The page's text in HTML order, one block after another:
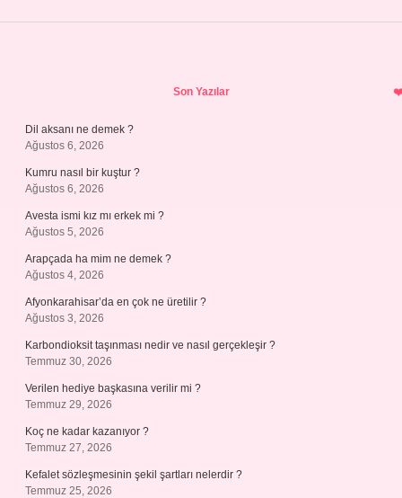
Son Yazılar
Dil aksanı ne demek ?
Ağustos 6, 2026
Kumru nasıl bir kuştur ?
Ağustos 6, 2026
Avesta ismi kız mı erkek mi ?
Ağustos 5, 2026
Arapçada ha mim ne demek ?
Ağustos 4, 2026
Afyonkarahisar’da en çok ne üretilir ?
Ağustos 3, 2026
Karbondioksit taşınması nedir ve nasıl gerçekleşir ?
Temmuz 30, 2026
Verilen hediye başkasına verilir mi ?
Temmuz 29, 2026
Koç ne kadar kazanıyor ?
Temmuz 27, 2026
Kefalet sözleşmesinin şekil şartları nelerdir ?
Temmuz 25, 2026